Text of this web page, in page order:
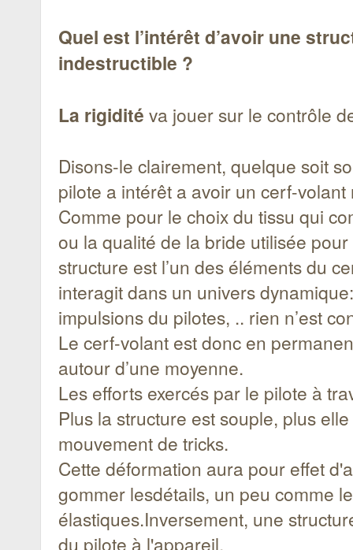
Quel est l’intérêt d’avoir une
indestructible ?
La rigidité va jouer sur le contrôle
Disons-le clairement, quelque soit
pilote a intérêt a avoir un cerf-volant
Comme pour le choix du tissu qui
ou la qualité de la bride utilisée
structure est l’un des éléments du
interagit dans un univers
impulsions du pilotes, .. rien n’est
Le cerf-volant est donc en
autour d’une moyenne.
Les efforts exercés par le pilote à
Plus la structure est souple, plus
mouvement de tricks.
Cette déformation aura pour effet
gommer lesdétails, un peu comme
élastiques.Inversement, une
du pilote à l'appareil.